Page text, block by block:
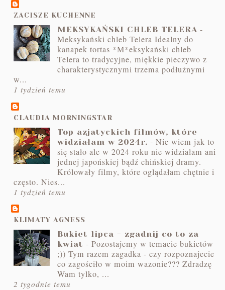
ZACISZE KUCHENNE
MEKSYKAŃSKI CHLEB TELERA -
Meksykański chleb Telera Idealny do
kanapek tortas *M*eksykański chleb
Telera to tradycyjne, miękkie pieczywo z
charakterystycznymi trzema podłużnymi
w...
1 tydzień temu
CLAUDIA MORNINGSTAR
Top azjatyckich filmów, które
widziałam w 2024r. -Nie wiem jak to
się stało ale w 2024 roku nie widziałam ani
jednej japońskiej bądź chińskiej dramy.
Królowały filmy, które oglądałam chętnie i
często. Nies...
1 tydzień temu
KLIMATY AGNESS
Bukiet lipca - zgadnij co to za
kwiat -Pozostajemy w temacie bukietów
;)) Tym razem zagadka - czy rozpoznajecie
co zagościło w moim wazonie??? Zdradzę
Wam tylko, ...
2 tygodnie temu